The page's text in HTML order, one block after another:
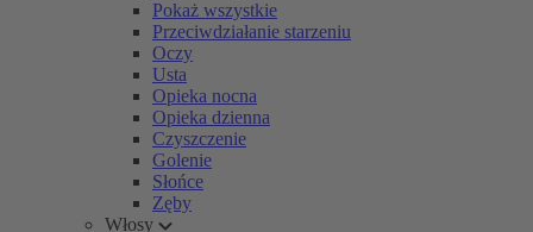
Pokaż wszystkie
Przeciwdziałanie starzeniu
Oczy
Usta
Opieka nocna
Opieka dzienna
Czyszczenie
Golenie
Słońce
Zęby
Włosy